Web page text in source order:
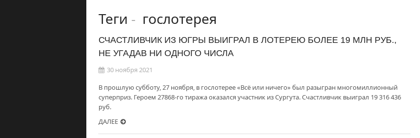
Теги - гослотерея
СЧАСТЛИВЧИК ИЗ ЮГРЫ ВЫИГРАЛ В ЛОТЕРЕЮ БОЛЕЕ 19 МЛН РУБ.,
НЕ УГАДАВ НИ ОДНОГО ЧИСЛА
30 ноября 2021
В прошлую субботу, 27 ноября, в гослотерее «Всё или ничего» был разыгран многомиллионный
суперприз. Героем 27868-го тиража оказался участник из Сургута. Счастливчик выиграл 19 316 436
руб.
ДАЛЕЕ